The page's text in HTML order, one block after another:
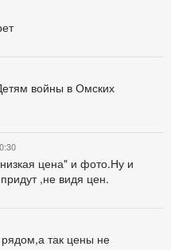
войны в Омских
цена" и фото.Ну и
,не видя цен.
так цены не